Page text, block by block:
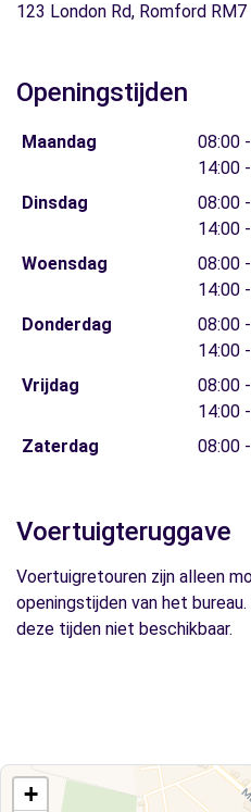
123 London Rd, Romford RM7
Openingstijden
Maandag
08:00
14:00
Dinsdag
08:00
14:00
Woensdag
08:00
14:00
Donderdag
08:00
14:00
Vrijdag
08:00
14:00
Zaterdag
08:00
Voertuigteruggave
Voertuigretouren zijn alleen
openingstijden van het
deze tijden niet beschikbaar.
+